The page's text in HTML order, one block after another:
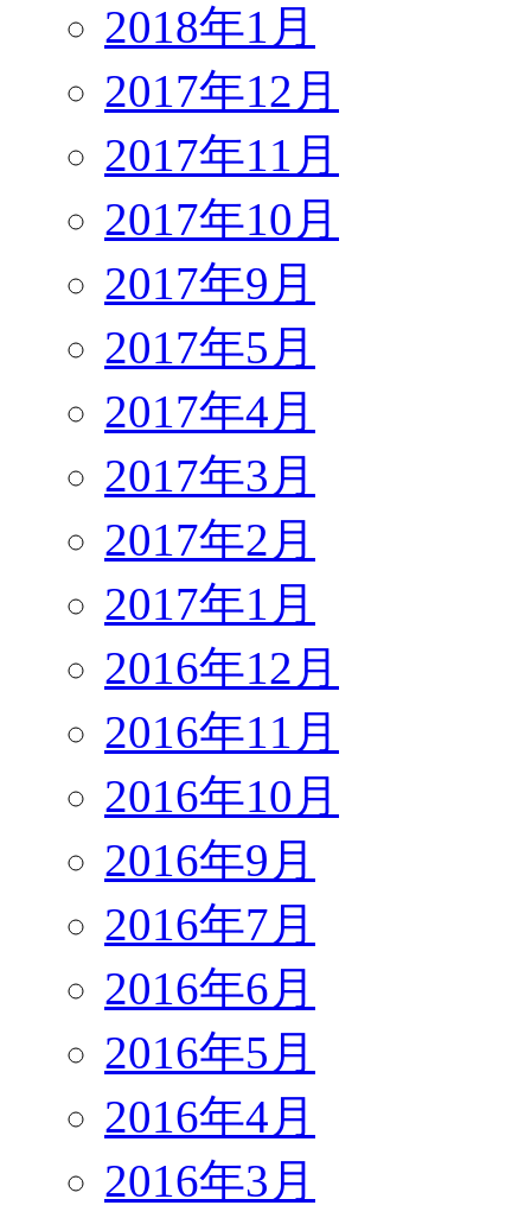
2018年1月
2017年12月
2017年11月
2017年10月
2017年9月
2017年5月
2017年4月
2017年3月
2017年2月
2017年1月
2016年12月
2016年11月
2016年10月
2016年9月
2016年7月
2016年6月
2016年5月
2016年4月
2016年3月